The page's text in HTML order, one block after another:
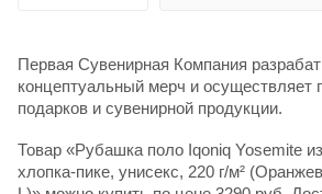
Первая Сувенирная Компания
концептуальный мерч и осуществляет
подарков и сувенирной продукции.
Товар «Рубашка поло Iqoniq Yosemite
хлопка-пике, унисекс, 220 г/м²